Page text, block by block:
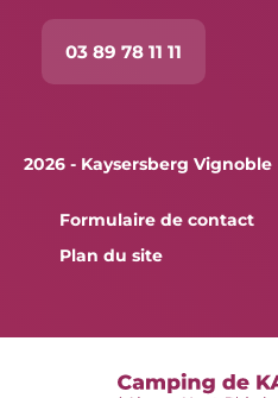
03 89 78 11 11
2026 - Kaysersberg Vignoble
Formulaire de contact
Plan du site